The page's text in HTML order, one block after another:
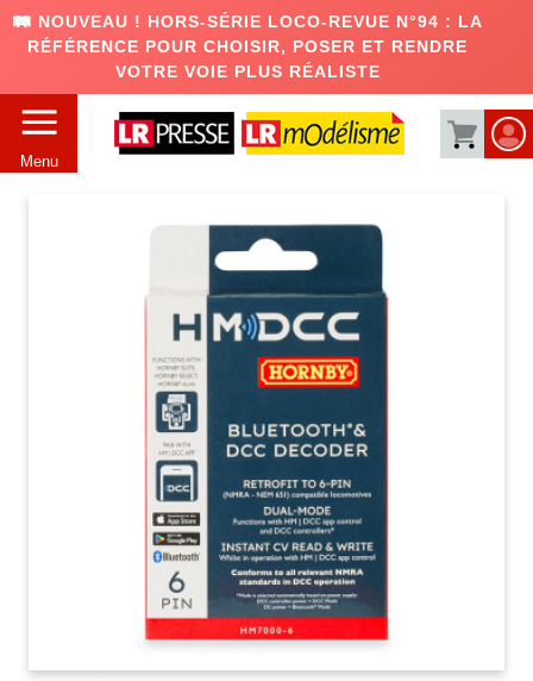
🛤️ NOUVEAU ! HORS-SÉRIE LOCO-REVUE N°94 : LA
RÉFÉRENCE POUR CHOISIR, POSER ET RENDRE
VOTRE VOIE PLUS RÉALISTE
Menu